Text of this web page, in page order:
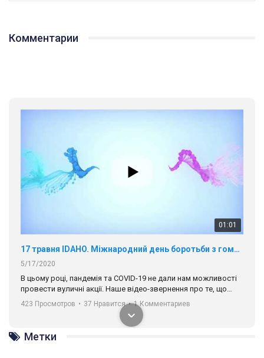
Комментарии
01:01
17 травня IDAHO. Міжнародний день боротьби з гомофобією трансфобією і біфобія.
5/17/2020
В цьому році, пандемія та COVІD-19 не дали нам можливості
провести вуличні акції. Наше відео-звернення про те, що
навіть коли ми у різних містах та не можемо зустрінеться, ми
разом. Ми закликаємо всіх хто поділяє цінності рівності та
солідарності, приєднатися до нас. Регіональні підрозділи
ГАУ є в 16 областях України.
Разом наш голос лунає гучніше!
423 Просмотров • 37 Нравится • 1 Комментариев
Метки